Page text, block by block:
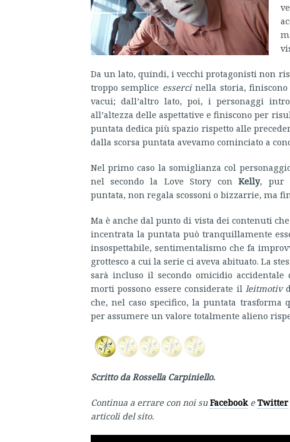
Da un lato, quindi, i vecchi protagonisti non
troppo semplice essercinella storia,
vacui; dall’altro lato, poi, i personaggi
all’altezza delle aspettative e finiscono per
puntata dedica più spazio rispetto alle
dalla scorsa puntata avevamo cominciato a
Nel primo caso la somiglianza col
nel secondo la Love Story conKelly, pur
puntata, non regala scossoni o bizzarrie, ma
Ma è anche dal punto di vista dei contenuti
incentrata la puntata può tranquillamente
insospettabile, sentimentalismo che fa
grottesco a cui la serie ci aveva abituato. La
sarà incluso il secondo omicidio
morti possono essere considerate il leitmotiv
che, nel caso specifico, la puntata
per assumere un valore totalmente alieno
Scritto da Rossella Carpiniello.
Continua a errare con noi suFacebook eTwitter
articoli del sito.